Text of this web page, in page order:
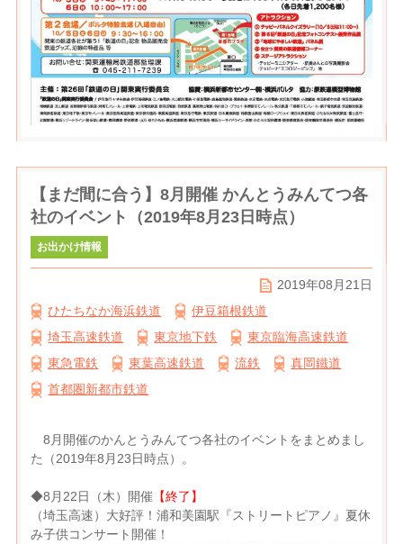
【まだ間に合う】8月開催 かんとうみんてつ各
社のイベント（2019年8月23日時点）
お出かけ情報
ひたちなか海浜鉄道
伊豆箱根鉄道
埼玉高速鉄道
東京地下鉄
東京臨海高速鉄道
東急電鉄
東葉高速鉄道 流鉄
真岡鐵道
首都圏新都市鉄道
2019年08月21日
8月開催のかんとうみんてつ各社のイベントをまとめまし
た（2019年8月23日時点）。
◆8月22日（木）開催 【終了】
（埼玉高速）大好評！浦和美園駅『ストリートピアノ』夏休
み子供コンサート開催！